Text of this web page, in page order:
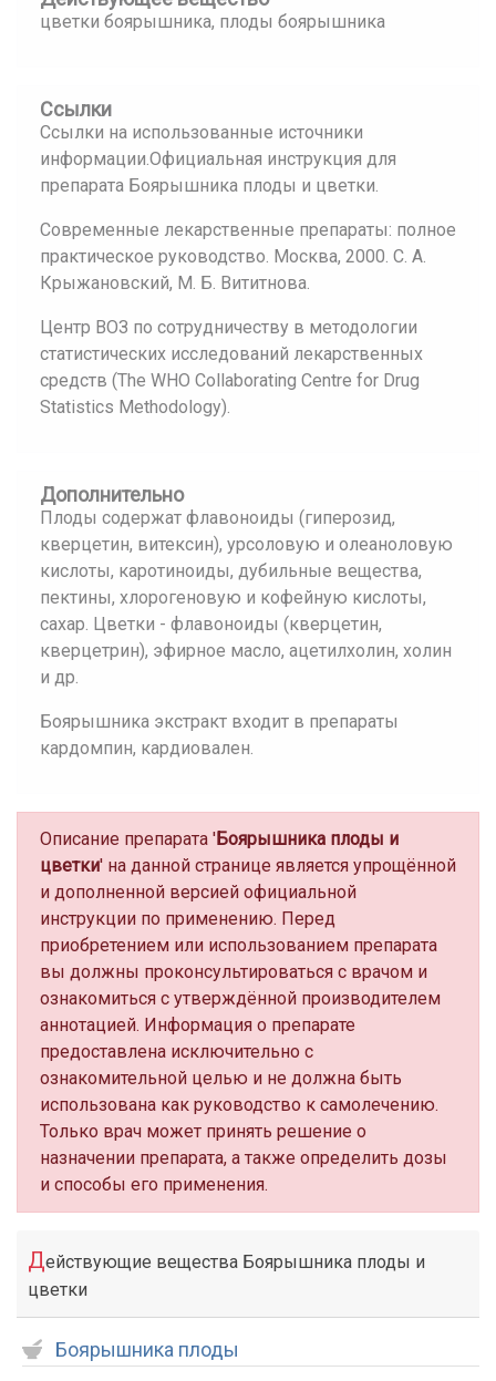
цветки боярышника, плоды боярышника
Ссылки
Ссылки на использованные источники
информации.Официальная инструкция для
препарата Боярышника плоды и цветки.
Современные лекарственные препараты: полное
практическое руководство. Москва, 2000. С. А.
Крыжановский, М. Б. Вититнова.
Центр ВОЗ по сотрудничеству в методологии
статистических исследований лекарственных
средств (The WHO Collaborating Centre for Drug
Statistics Methodology).
Дополнительно
Плоды содержат флавоноиды (гиперозид,
кверцетин, витексин), урсоловую и олеаноловую
кислоты, каротиноиды, дубильные вещества,
пектины, хлорогеновую и кофейную кислоты,
сахар. Цветки - флавоноиды (кверцетин,
кверцетрин), эфирное масло, ацетилхолин, холин
и др.
Боярышника экстракт входит в препараты
кардомпин, кардиовален.
Описание препарата 'Боярышника плоды и
цветки' на данной странице является упрощённой
и дополненной версией официальной
инструкции по применению. Перед
приобретением или использованием препарата
вы должны проконсультироваться с врачом и
ознакомиться с утверждённой производителем
аннотацией. Информация о препарате
предоставлена исключительно с
ознакомительной целью и не должна быть
использована как руководство к самолечению.
Только врач может принять решение о
назначении препарата, а также определить дозы
и способы его применения.
Действующие вещества Боярышника плоды и
цветки
Боярышника плоды